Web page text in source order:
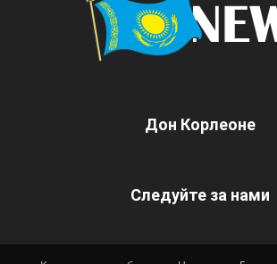
Дон Корлеоне
Следуйте за нами